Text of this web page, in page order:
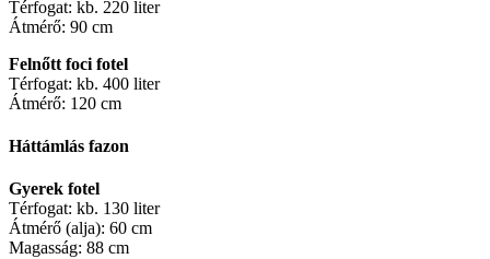
Térfogat: kb. 220 liter
Átmérő: 90 cm
Felnőtt foci fotel
Térfogat: kb. 400 liter
Átmérő: 120 cm
Háttámlás fazon
Gyerek fotel
Térfogat: kb. 130 liter
Átmérő (alja): 60 cm
Magasság: 88 cm